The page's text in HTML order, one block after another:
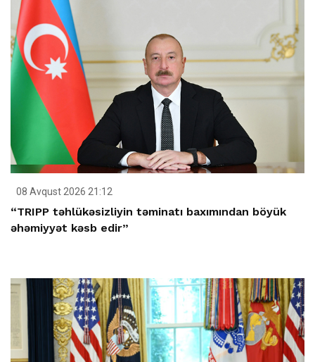
08 Avqust 2026 21:12
“TRIPP təhlükəsizliyin təminatı baxımından böyük
əhəmiyyət kəsb edir”